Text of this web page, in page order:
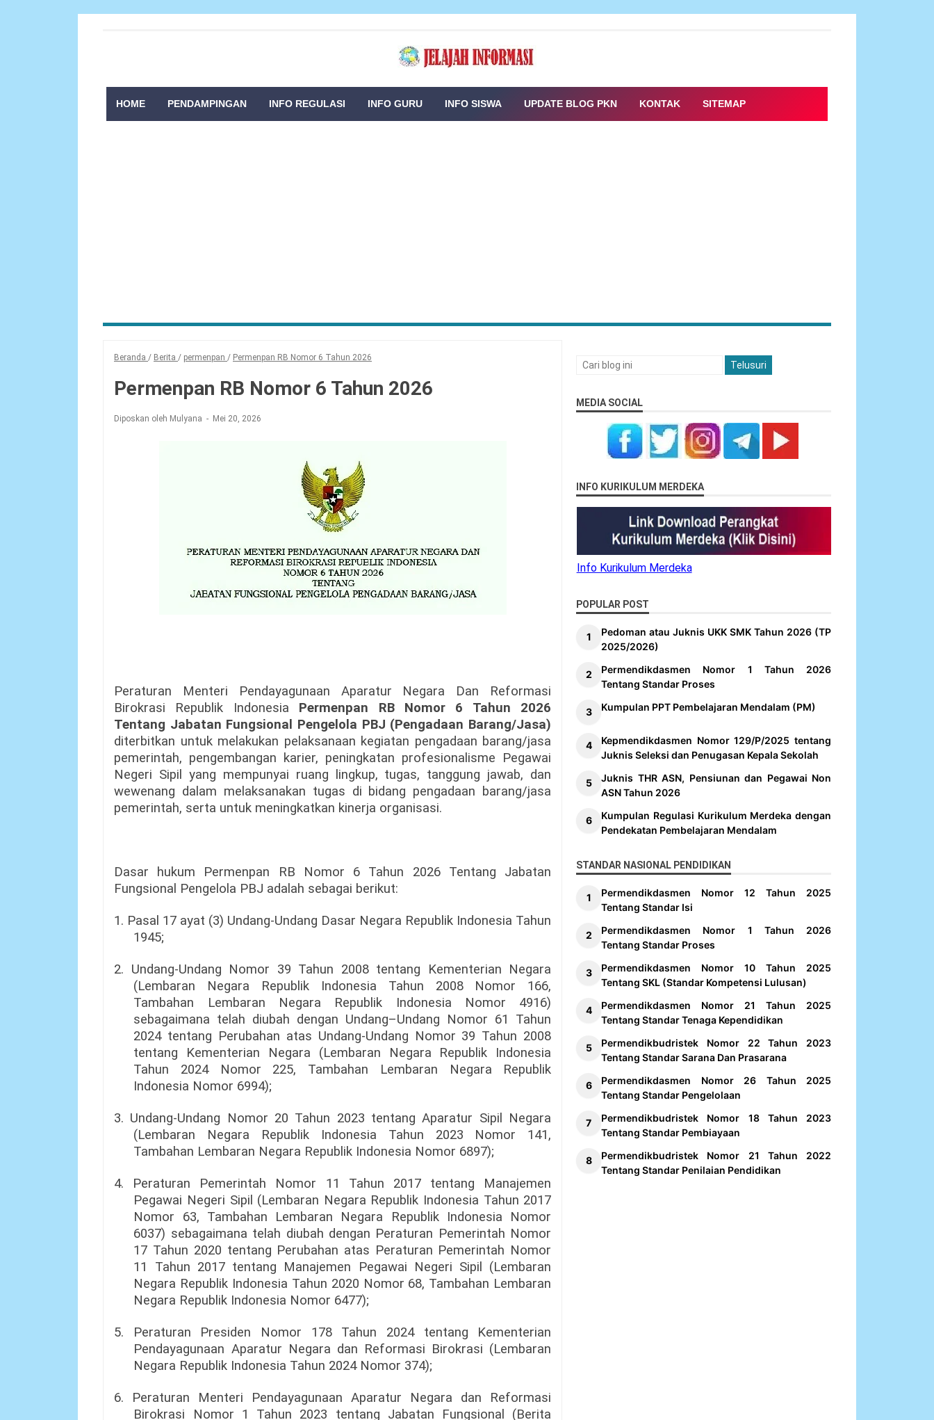
HOME PENDAMPINGAN INFO REGULASI INFO GURU INFO SISWA UPDATE BLOG PKN KONTAK SITEMAP
Beranda / Berita / permenpan / Permenpan RB Nomor 6 Tahun 2026
Permenpan RB Nomor 6 Tahun 2026
Diposkan oleh Mulyana Mei 20, 2026
Peraturan Menteri Pendayagunaan Aparatur Negara Dan Reformasi
Birokrasi Republik Indonesia Permenpan RB Nomor 6 Tahun 2026
Tentang Jabatan Fungsional Pengelola PBJ (Pengadaan Barang/Jasa)
diterbitkan untuk melakukan pelaksanaan kegiatan pengadaan barang/jasa
pemerintah, pengembangan karier, peningkatan profesionalisme Pegawai
Negeri Sipil yang mempunyai ruang lingkup, tugas, tanggung jawab, dan
wewenang dalam melaksanakan tugas di bidang pengadaan barang/jasa
pemerintah, serta untuk meningkatkan kinerja organisasi.
Dasar hukum Permenpan RB Nomor 6 Tahun 2026 Tentang Jabatan
Fungsional Pengelola PBJ adalah sebagai berikut:
1. Pasal 17 ayat (3) Undang-Undang Dasar Negara Republik Indonesia Tahun
1945;
2. Undang-Undang Nomor 39 Tahun 2008 tentang Kementerian Negara
(Lembaran Negara Republik Indonesia Tahun 2008 Nomor 166,
Tambahan Lembaran Negara Republik Indonesia Nomor 4916)
sebagaimana telah diubah dengan Undang–Undang Nomor 61 Tahun
2024 tentang Perubahan atas Undang-Undang Nomor 39 Tahun 2008
tentang Kementerian Negara (Lembaran Negara Republik Indonesia
Tahun 2024 Nomor 225, Tambahan Lembaran Negara Republik
Indonesia Nomor 6994);
3. Undang-Undang Nomor 20 Tahun 2023 tentang Aparatur Sipil Negara
(Lembaran Negara Republik Indonesia Tahun 2023 Nomor 141,
Tambahan Lembaran Negara Republik Indonesia Nomor 6897);
4. Peraturan Pemerintah Nomor 11 Tahun 2017 tentang Manajemen
Pegawai Negeri Sipil (Lembaran Negara Republik Indonesia Tahun 2017
Nomor 63, Tambahan Lembaran Negara Republik Indonesia Nomor
6037) sebagaimana telah diubah dengan Peraturan Pemerintah Nomor
17 Tahun 2020 tentang Perubahan atas Peraturan Pemerintah Nomor
11 Tahun 2017 tentang Manajemen Pegawai Negeri Sipil (Lembaran
Negara Republik Indonesia Tahun 2020 Nomor 68, Tambahan Lembaran
Negara Republik Indonesia Nomor 6477);
5. Peraturan Presiden Nomor 178 Tahun 2024 tentang Kementerian
Pendayagunaan Aparatur Negara dan Reformasi Birokrasi (Lembaran
Negara Republik Indonesia Tahun 2024 Nomor 374);
6. Peraturan Menteri Pendayagunaan Aparatur Negara dan Reformasi
Birokrasi Nomor 1 Tahun 2023 tentang Jabatan Fungsional (Berita
MEDIA SOCIAL
INFO KURIKULUM MERDEKA
Info Kurikulum Merdeka
POPULAR POST
Pedoman atau Juknis UKK SMK Tahun 2026 (TP
2025/2026)
Permendikdasmen Nomor 1 Tahun 2026
Tentang Standar Proses
Kumpulan PPT Pembelajaran Mendalam (PM)
Kepmendikdasmen Nomor 129/P/2025 tentang
Juknis Seleksi dan Penugasan Kepala Sekolah
Juknis THR ASN, Pensiunan dan Pegawai Non
ASN Tahun 2026
Kumpulan Regulasi Kurikulum Merdeka dengan
Pendekatan Pembelajaran Mendalam
STANDAR NASIONAL PENDIDIKAN
Permendikdasmen Nomor 12 Tahun 2025
Tentang Standar Isi
Permendikdasmen Nomor 1 Tahun 2026
Tentang Standar Proses
Permendikdasmen Nomor 10 Tahun 2025
Tentang SKL (Standar Kompetensi Lulusan)
Permendikdasmen Nomor 21 Tahun 2025
Tentang Standar Tenaga Kependidikan
Permendikbudristek Nomor 22 Tahun 2023
Tentang Standar Sarana Dan Prasarana
Permendikdasmen Nomor 26 Tahun 2025
Tentang Standar Pengelolaan
Permendikbudristek Nomor 18 Tahun 2023
Tentang Standar Pembiayaan
Permendikbudristek Nomor 21 Tahun 2022
Tentang Standar Penilaian Pendidikan